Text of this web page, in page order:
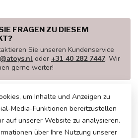
FRAGEN ZU DIESEM
Sie unseren Kundenservice
oder +31 40 282 7447. Wir
gerne weiter!
um Inhalte und Anzeigen zu
Media-Funktionen bereitzustellen
auf unserer Website zu analysieren.
über Ihre Nutzung unserer